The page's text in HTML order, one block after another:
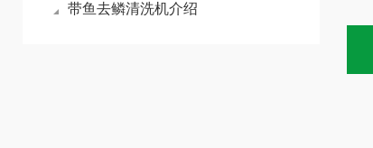
带鱼去鳞清洗机介绍